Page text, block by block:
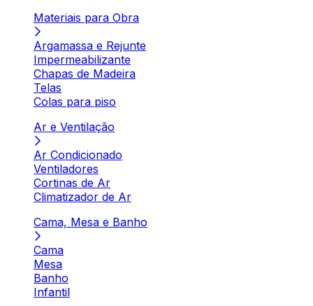
Materiais para Obra
Argamassa e Rejunte
Impermeabilizante
Chapas de Madeira
Telas
Colas para piso
Ar e Ventilação
Ar Condicionado
Ventiladores
Cortinas de Ar
Climatizador de Ar
Cama, Mesa e Banho
Cama
Mesa
Banho
Infantil